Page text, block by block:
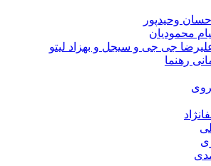
وحیدپور
محمودیان
جی جی و سیجل و بهزاد لیتو
رهنما